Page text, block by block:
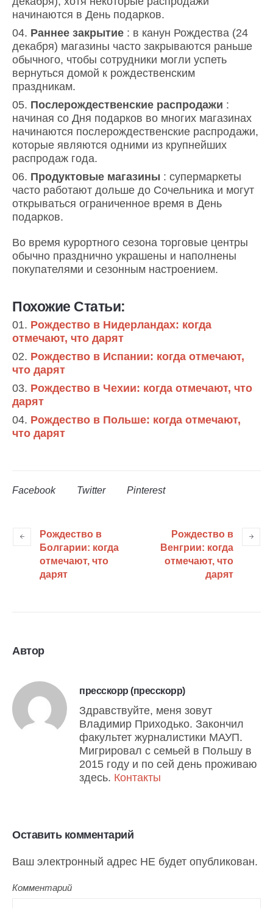
начинаются в День подарков.
Раннее закрытие : в канун Рождества (24
декабря) магазины часто закрываются раньше
обычного, чтобы сотрудники могли успеть
вернуться домой к рождественским
праздникам.
Послерождественские распродажи :
начиная со Дня подарков во многих магазинах
начинаются послерождественские распродажи,
которые являются одними из крупнейших
распродаж года.
Продуктовые магазины : супермаркеты
часто работают дольше до Сочельника и могут
открываться ограниченное время в День
подарков.
Во время курортного сезона торговые центры
обычно празднично украшены и наполнены
покупателями и сезонным настроением.
Похожие Статьи:
Рождество в Нидерландах: когда
отмечают, что дарят
Рождество в Испании: когда отмечают,
что дарят
Рождество в Чехии: когда отмечают, что
дарят
Рождество в Польше: когда отмечают,
что дарят
Facebook Twitter Pinterest
Рождество в
Болгарии: когда
отмечают, что
дарят
Рождество в
Венгрии: когда
отмечают, что
дарят
Автор
пресскорр (пресскорр)
Здравствуйте, меня зовут
Владимир Приходько. Закончил
факультет журналистики МАУП.
Мигрировал с семьей в Польшу в
2015 году и по сей день проживаю
здесь. Контакты
Оставить комментарий
Ваш электронный адрес НЕ будет опубликован.
Комментарий